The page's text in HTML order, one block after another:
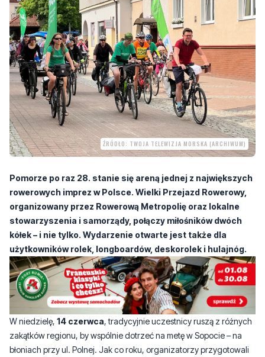
ŹRÓDŁO: TWOJA TELEWIZJA MORSKA (ARCHIWUM)
Pomorze po raz 28. stanie się areną jednej z największych
rowerowych imprez w Polsce. Wielki Przejazd Rowerowy,
organizowany przez Rowerową Metropolię oraz lokalne
stowarzyszenia i samorządy, połączy miłośników dwóch
kółek – i nie tylko. Wydarzenie otwarte jest także dla
użytkowników rolek, longboardów, deskorolek i hulajnóg.
W niedzielę, 14 czerwca, tradycyjnie uczestnicy ruszą z różnych
zakątków regionu, by wspólnie dotrzeć na metę w Sopocie – na
błoniach przy ul. Polnej. Jak co roku, organizatorzy przygotowali